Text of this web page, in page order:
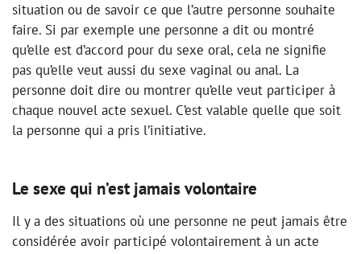
situation ou de savoir ce que l’autre personne souhaite
faire. Si par exemple une personne a dit ou montré
qu’elle est d’accord pour du sexe oral, cela ne signifie
pas qu’elle veut aussi du sexe vaginal ou anal. La
personne doit dire ou montrer qu’elle veut participer à
chaque nouvel acte sexuel. C’est valable quelle que soit
la personne qui a pris l’initiative.
Le sexe qui n’est jamais volontaire
Il y a des situations où une personne ne peut jamais être
considérée avoir participé volontairement à un acte